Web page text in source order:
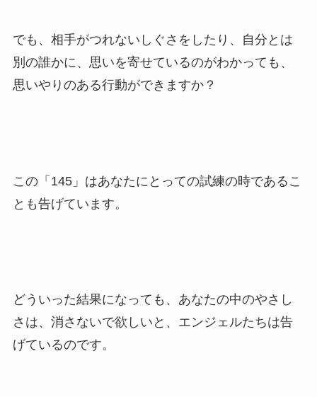
でも、相手がつれないしぐさをしたり、自分とは
別の誰かに、思いを寄せているのがわかっても、
思いやりのある行動ができますか？
この「145」はあなたにとっての試練の時であるこ
とも告げています。
どういった結果になっても、あなたの中のやさし
さは、消さないで欲しいと、エンジェルたちは告
げているのです。